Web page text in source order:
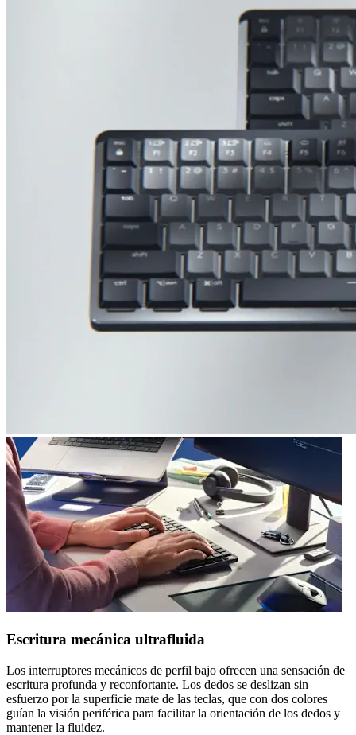
Escritura mecánica ultrafluida
Los interruptores mecánicos de perfil bajo ofrecen una sensación de
escritura profunda y reconfortante. Los dedos se deslizan sin
esfuerzo por la superficie mate de las teclas, que con dos colores
guían la visión periférica para facilitar la orientación de los dedos y
mantener la fluidez.